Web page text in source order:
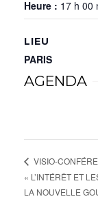
Heure : 17 h 00
LIEU
PARIS
AGENDA
VISIO-
« L’INTÉRÊT ET
LA NOUVELLE